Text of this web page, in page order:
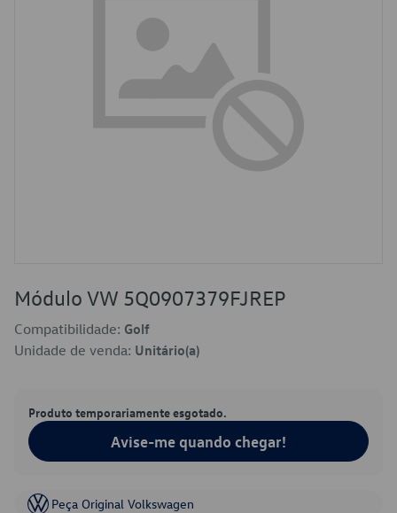
Módulo VW 5Q0907379FJREP
Compatibilidade: Golf
Unidade de venda: Unitário(a)
Produto temporariamente esgotado.
Avise-me quando chegar!
Peça Original Volkswagen